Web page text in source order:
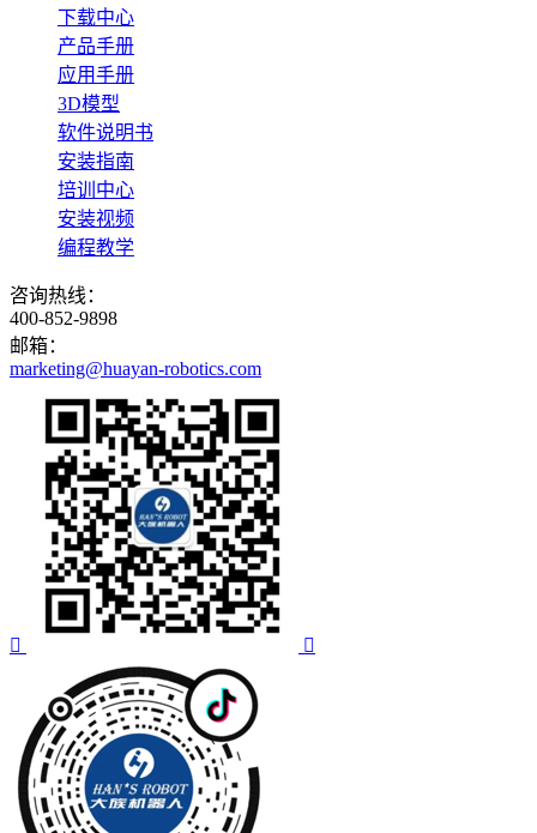
下载中心
产品手册
应用手册
3D模型
软件说明书
安装指南
培训中心
安装视频
编程教学
咨询热线：
400-852-9898
邮箱：
marketing@huayan-robotics.com